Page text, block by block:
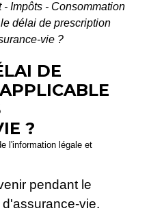
- Impôts - Consommation
délai de prescription
vie ?
DE
?
l'information légale et
pendant le
vie.